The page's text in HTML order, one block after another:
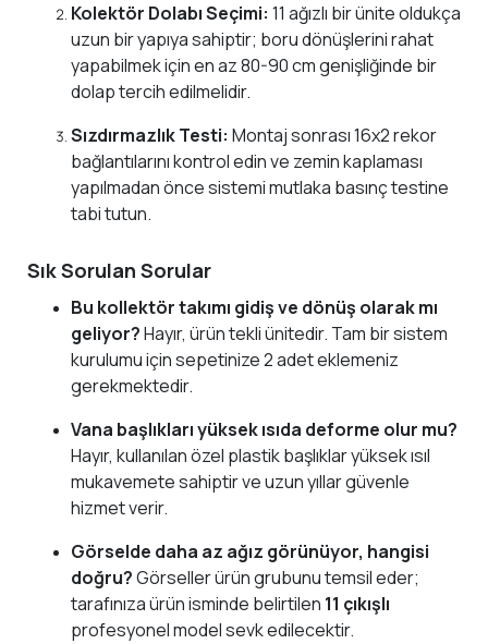
Kolektör Dolabı Seçimi: 11 ağızlı bir ünite oldukça
uzun bir yapıya sahiptir; boru dönüşlerini rahat
yapabilmek için en az 80-90 cm genişliğinde bir
dolap tercih edilmelidir.
Sızdırmazlık Testi: Montaj sonrası 16x2 rekor
bağlantılarını kontrol edin ve zemin kaplaması
yapılmadan önce sistemi mutlaka basınç testine
tabi tutun.
Sık Sorulan Sorular
Bu kollektör takımı gidiş ve dönüş olarak mı
geliyor?Hayır, ürün tekli ünitedir. Tam bir sistem
kurulumu için sepetinize 2 adet eklemeniz
gerekmektedir.
Vana başlıkları yüksek ısıda deforme olur mu?
Hayır, kullanılan özel plastik başlıklar yüksek ısıl
mukavemete sahiptir ve uzun yıllar güvenle
hizmet verir.
Görselde daha az ağız görünüyor, hangisi
doğru?Görseller ürün grubunu temsil eder;
tarafınıza ürün isminde belirtilen 11 çıkışlı
profesyonel model sevk edilecektir.